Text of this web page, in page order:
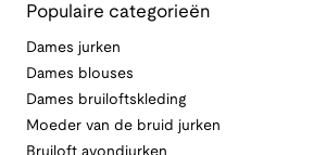
Populaire categorieën
Dames jurken
Dames blouses
Dames bruiloftskleding
Moeder van de bruid jurken
Bruiloft avondjurken